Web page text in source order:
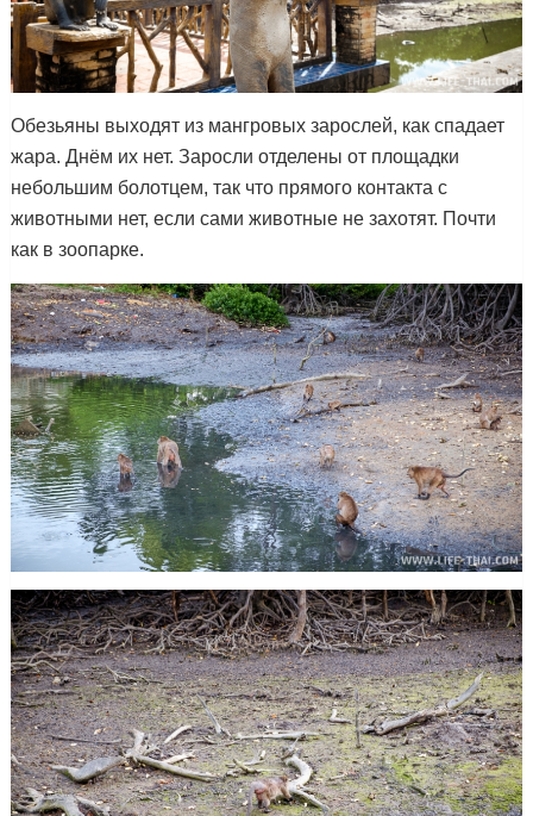
Обезьяны выходят из мангровых зарослей, как спадает
жара. Днём их нет. Заросли отделены от площадки
небольшим болотцем, так что прямого контакта с
животными нет, если сами животные не захотят. Почти
как в зоопарке.